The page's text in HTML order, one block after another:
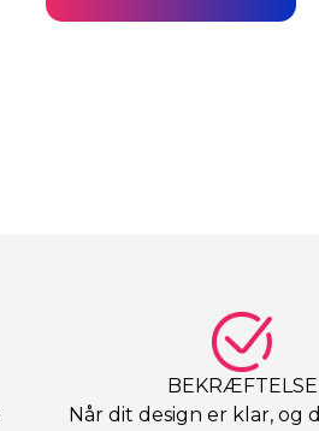
BEKRÆFTELSE
Når dit design er klar, og